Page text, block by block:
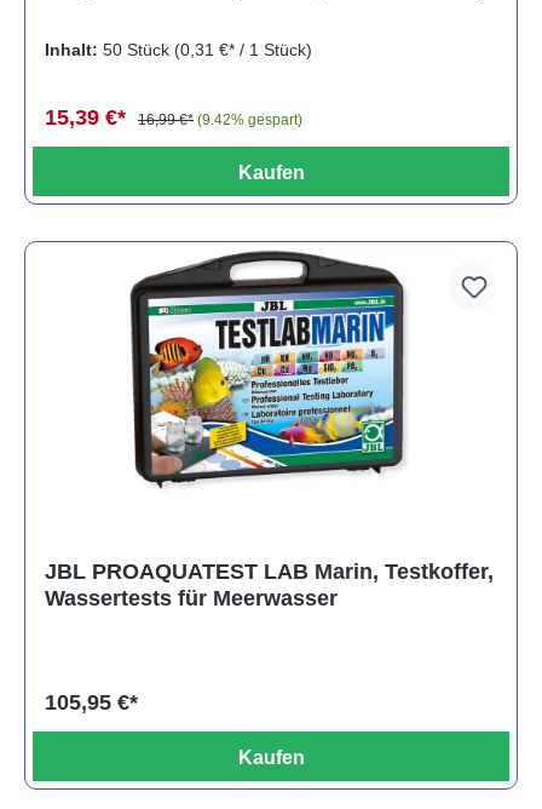
Inhalt: 50 Stück (0,31 €* / 1 Stück)
15,39 €* 16,99 €* (9.42% gespart)
Kaufen
JBL PROAQUATEST LAB Marin, Testkoffer,
Wassertests für Meerwasser
105,95 €*
Kaufen